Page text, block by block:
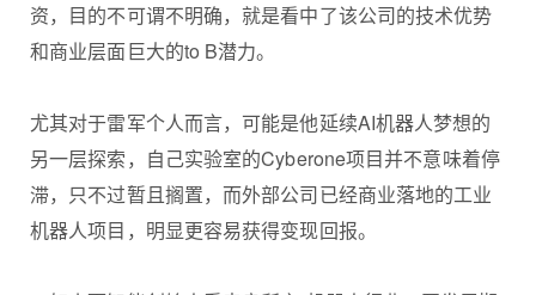
资，目的不可谓不明确，就是看中了该公司的技术优势
和商业层面巨大的to B潜力。
尤其对于雷军个人而言，可能是他延续AI机器人梦想的
另一层探索，自己实验室的Cyberone项目并不意味着停
滞，只不过暂且搁置，而外部公司已经商业落地的工业
机器人项目，明显更容易获得变现回报。